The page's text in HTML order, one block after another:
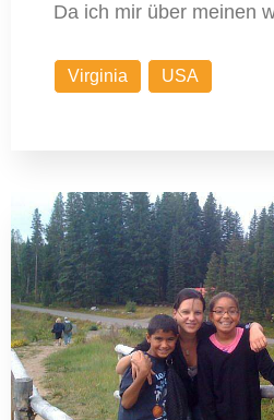
Da ich mir über meinen
Virginia USA